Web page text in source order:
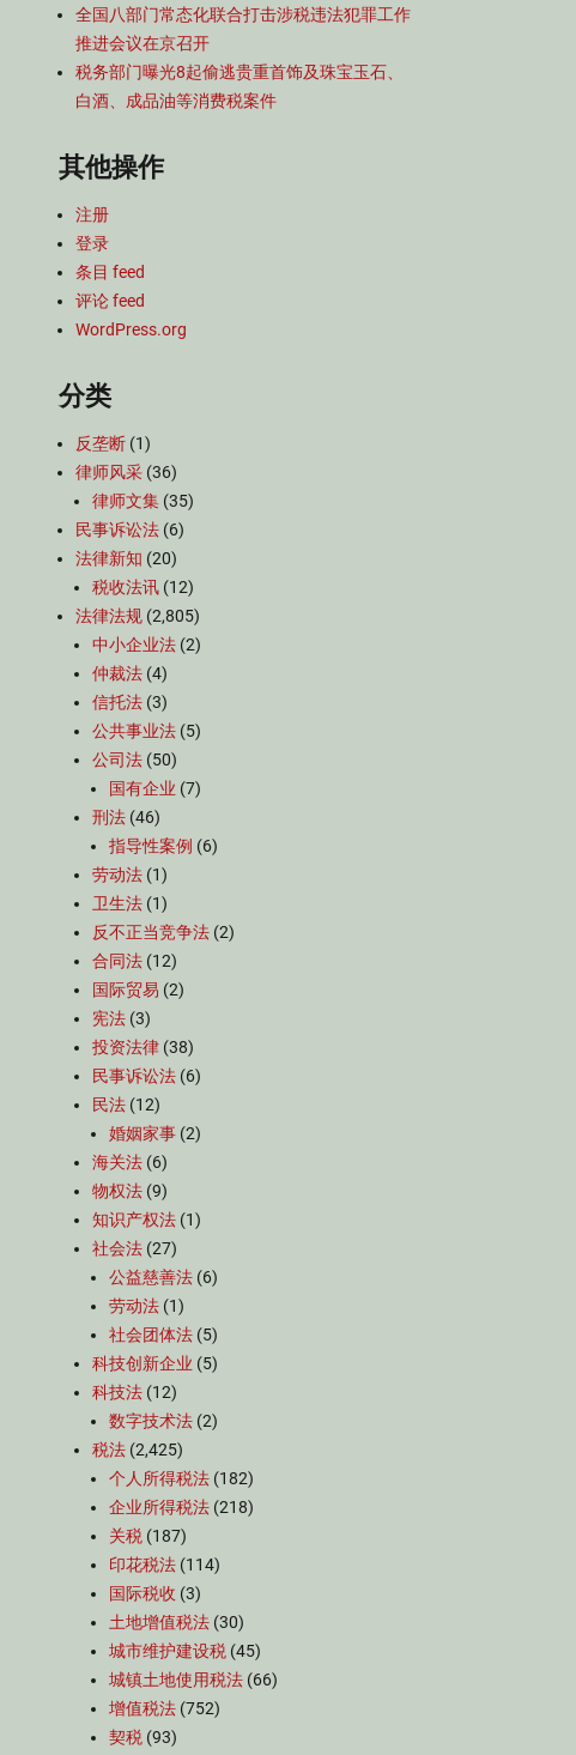
全国八部门常态化联合打击涉税违法犯罪工作
推进会议在京召开
税务部门曝光8起偷逃贵重首饰及珠宝玉石、
白酒、成品油等消费税案件
其他操作
注册
登录
条目 feed
评论 feed
WordPress.org
分类
反垄断 (1)
律师风采 (36)
律师文集 (35)
民事诉讼法 (6)
法律新知 (20)
税收法讯 (12)
法律法规 (2,805)
中小企业法 (2)
仲裁法 (4)
信托法 (3)
公共事业法 (5)
公司法 (50)
国有企业 (7)
刑法 (46)
指导性案例 (6)
劳动法 (1)
卫生法 (1)
反不正当竞争法 (2)
合同法 (12)
国际贸易 (2)
宪法 (3)
投资法律 (38)
民事诉讼法 (6)
民法 (12)
婚姻家事 (2)
海关法 (6)
物权法 (9)
知识产权法 (1)
社会法 (27)
公益慈善法 (6)
劳动法 (1)
社会团体法 (5)
科技创新企业 (5)
科技法 (12)
数字技术法 (2)
税法 (2,425)
个人所得税法 (182)
企业所得税法 (218)
关税 (187)
印花税法 (114)
国际税收 (3)
土地增值税法 (30)
城市维护建设税 (45)
城镇土地使用税法 (66)
增值税法 (752)
契税 (93)